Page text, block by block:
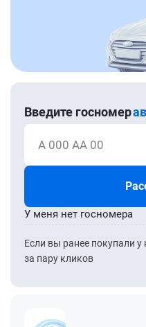
Введите госномер
А 000 АА 00
Если вы ранее покупали
за пару кликов
У меня нет госномера